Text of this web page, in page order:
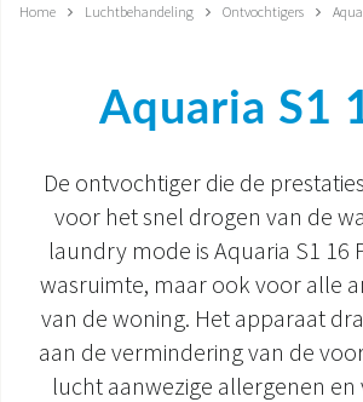
GEÏNTEGREERDE SYSTEMEN
WERELD OS
DOCUMENTATIE PRODUCTEN
Home Luchtbehandeling Ontvochtigers
Aquaria S1
De ontvochtiger die de
voor het snel drogen van de
laundry mode is Aquaria S1 16
wasruimte, maar ook voor alle
van de woning. Het apparaat
aan de vermindering van de
lucht aanwezige allergenen